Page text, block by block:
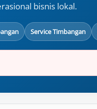
bisnis lokal.
Service Timbangan